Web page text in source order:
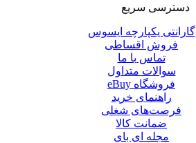
دسترسی سریع
گارانتی یکپارچه ایسوس
فروش اقساطی
تماس با ما
سوالات متداول
فروشگاه eBuy
راهنمای خرید
فرصت‌های شغلی
ضمانت کالا
مجله ای بای